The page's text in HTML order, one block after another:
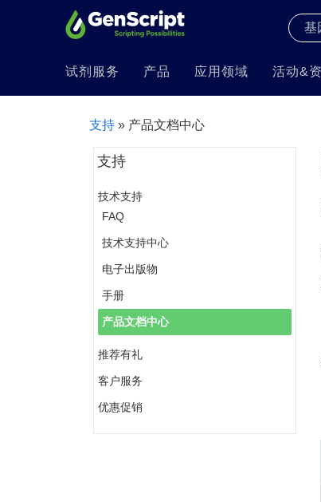
试剂服务 产品 应用领域 活动&
支持 » 产品文档中心
支持
技术支持
FAQ
技术支持中心
电子出版物
手册
产品文档中心
推荐有礼
客户服务
优惠促销